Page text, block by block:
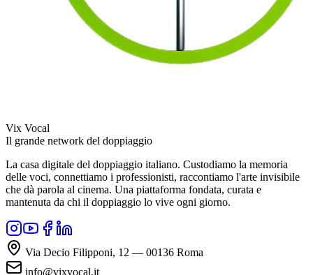
Vix Vocal
Il grande network del doppiaggio
La casa digitale del doppiaggio italiano. Custodiamo la memoria
delle voci, connettiamo i professionisti, raccontiamo l'arte invisibile
che dà parola al cinema. Una piattaforma fondata, curata e
mantenuta da chi il doppiaggio lo vive ogni giorno.
Via Decio Filipponi, 12 — 00136 Roma
info@vixvocal.it